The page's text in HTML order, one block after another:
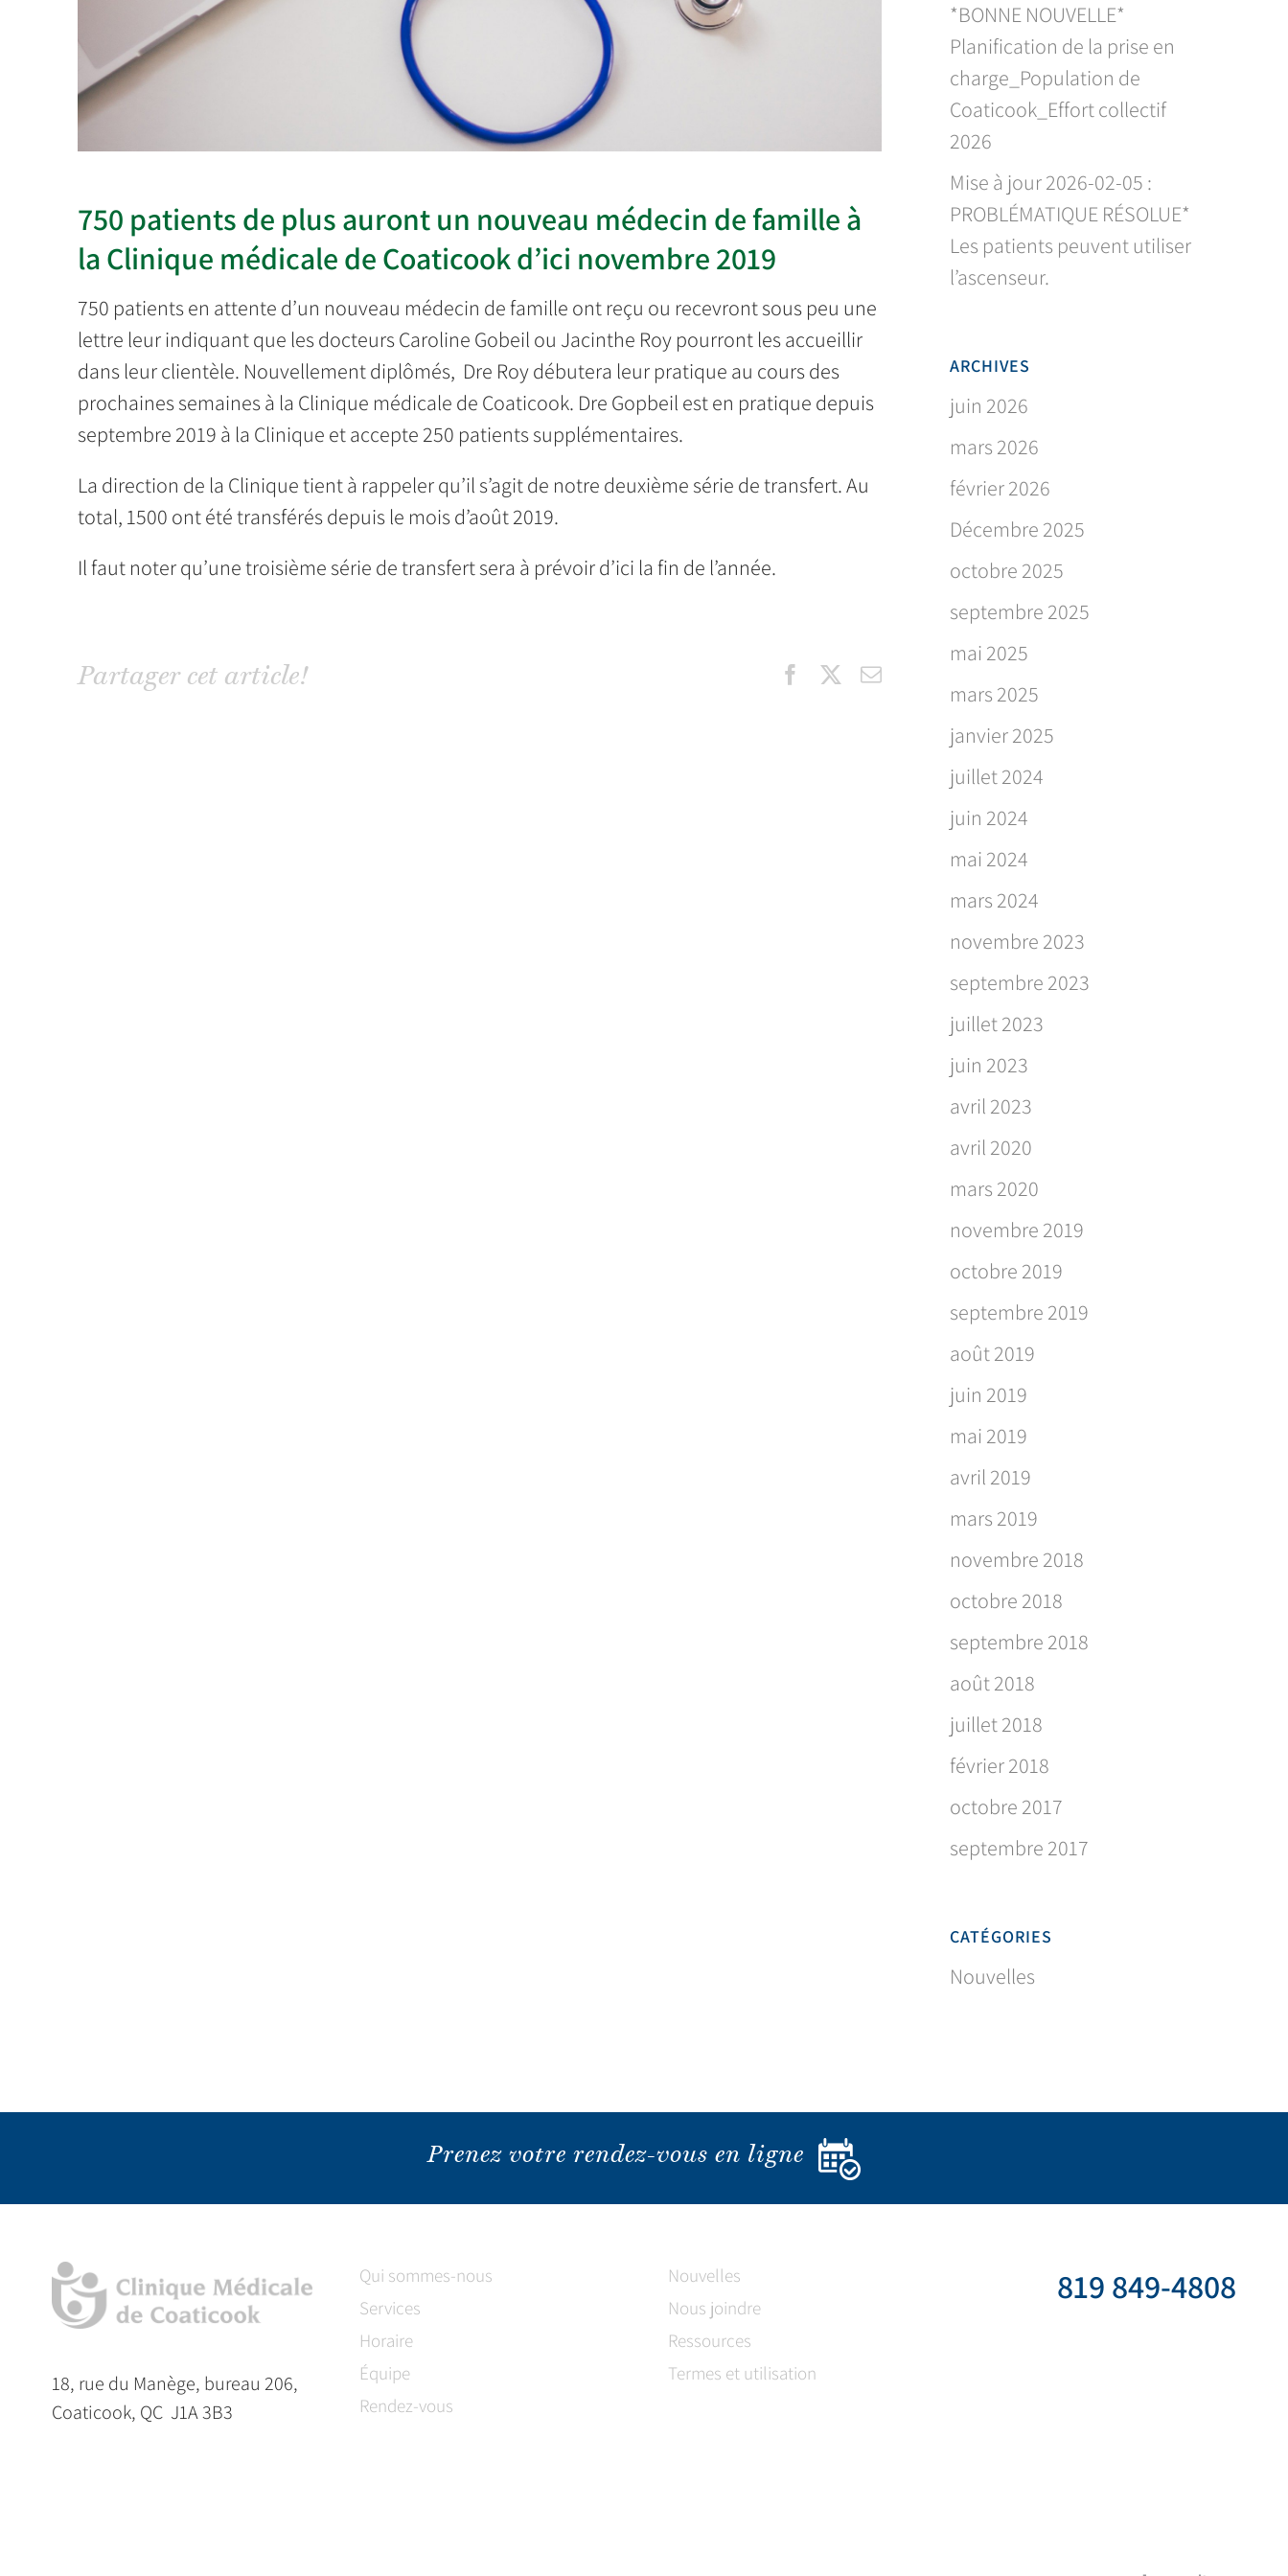
750 patients de plus auront un nouveau médecin de famille à
la Clinique médicale de Coaticook d’ici novembre 2019
750 patients en attente d’un nouveau médecin de famille ont reçu ou recevront sous peu une
lettre leur indiquant que les docteurs Caroline Gobeil ou Jacinthe Roy pourront les accueillir
dans leur clientèle. Nouvellement diplômés, Dre Roy débutera leur pratique au cours des
prochaines semaines à la Clinique médicale de Coaticook. Dre Gopbeil est en pratique depuis
septembre 2019 à la Clinique et accepte 250 patients supplémentaires.
La direction de la Clinique tient à rappeler qu’il s’agit de notre deuxième série de transfert. Au
total, 1500 ont été transférés depuis le mois d’août 2019.
Il faut noter qu’une troisième série de transfert sera à prévoir d’ici la fin de l’année.
Partager cet article! FacebookEmail
*BONNE NOUVELLE*
Planification de la prise en
charge_Population de
Coaticook_Effort collectif
2026
Mise à jour 2026-02-05 :
PROBLÉMATIQUE RÉSOLUE*
Les patients peuvent utiliser
l’ascenseur.
ARCHIVES
juin 2026
mars 2026
février 2026
Décembre 2025
octobre 2025
septembre 2025
mai 2025
mars 2025
janvier 2025
juillet 2024
juin 2024
mai 2024
mars 2024
novembre 2023
septembre 2023
juillet 2023
juin 2023
avril 2023
avril 2020
mars 2020
novembre 2019
octobre 2019
septembre 2019
août 2019
juin 2019
mai 2019
avril 2019
mars 2019
novembre 2018
octobre 2018
septembre 2018
août 2018
juillet 2018
février 2018
octobre 2017
septembre 2017
CATÉGORIES
Nouvelles
Prenez votre rendez-vous en ligne
18, rue du Manège, bureau 206,
Coaticook, QC J1A 3B3
Qui sommes-nous
Services
Horaire
Équipe
Rendez-vous
Nouvelles
Nous joindre
Ressources
Termes et utilisation
819 849-4808